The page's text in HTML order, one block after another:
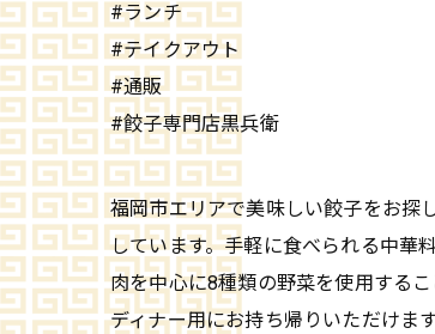
#ランチ
#テイクアウト
#通販
#餃子専門店黒兵衛
福岡市エリアで美味しい餃子をお探
しています。手軽に食べられる中華
肉を中心に8種類の野菜を使用する
ディナー用にお持ち帰りいただけます